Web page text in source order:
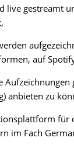
live gestreamt
auf
anbieten zu
für
im Fach